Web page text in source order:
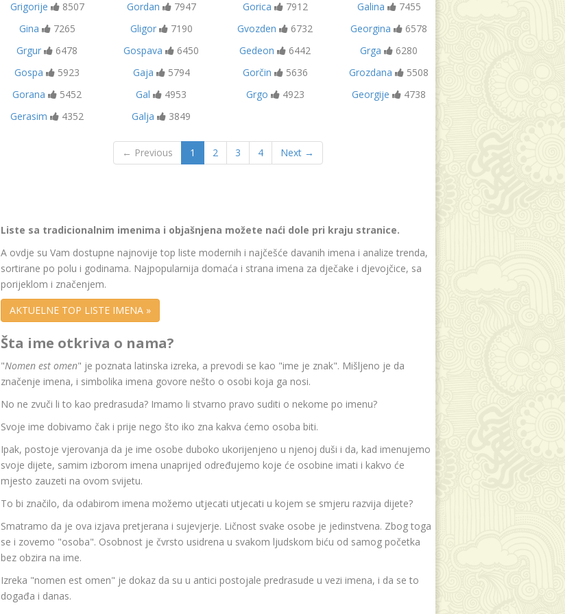
Grigorije 8507 Gordan 7947 Gorica 7912 Galina
7455
Gina
7265 Gligor 7190 Gvozden 6732 Georgina
6578
Grgur
6478 Gospava 6450 Gedeon 6442 Grga
6280
Gospa
5923 Gaja 5794 Gorčin 5636 Grozdana
5508
Gorana
5452 Gal 4953 Grgo 4923 Georgije
4738
Gerasim
4352 Galja 3849
← Previous 1 2 3 4 Next →
Liste sa tradicionalnim imenima i objašnjena možete naći dole pri kraju stranice.
A ovdje su Vam dostupne najnovije top liste modernih i najčešće davanih imena i analize trenda,
sortirane po polu i godinama. Najpopularnija domaća i strana imena za dječake i djevojčice, sa
porijeklom i značenjem.
AKTUELNE TOP LISTE IMENA »
Šta ime otkriva o nama?
"Nomen est omen" je poznata latinska izreka, a prevodi se kao "ime je znak". Mišljeno je da
značenje imena, i simbolika imena govore nešto o osobi koja ga nosi.
No ne zvuči li to kao predrasuda? Imamo li stvarno pravo suditi o nekome po imenu?
Svoje ime dobivamo čak i prije nego što iko zna kakva ćemo osoba biti.
Ipak, postoje vjerovanja da je ime osobe duboko ukorijenjeno u njenoj duši i da, kad imenujemo
svoje dijete, samim izborom imena unaprijed određujemo koje će osobine imati i kakvo će
mjesto zauzeti na ovom svijetu.
To bi značilo, da odabirom imena možemo utjecati utjecati u kojem se smjeru razvija dijete?
Smatramo da je ova izjava pretjerana i sujevjerje. Ličnost svake osobe je jedinstvena. Zbog toga
se i zovemo "osoba". Osobnost je čvrsto usidrena u svakom ljudskom biću od samog početka
bez obzira na ime.
Izreka "nomen est omen" je dokaz da su u antici postojale predrasude u vezi imena, i da se to
događa i danas.